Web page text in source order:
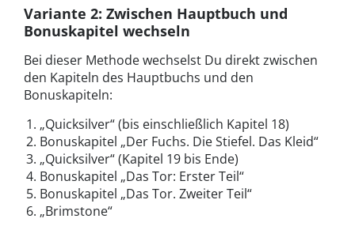
Variante 2: Zwischen Hauptbuch und
Bonuskapitel wechseln
Bei dieser Methode wechselst Du direkt zwischen
den Kapiteln des Hauptbuchs und den
Bonuskapiteln:
„Quicksilver“ (bis einschließlich Kapitel 18)
Bonuskapitel „Der Fuchs. Die Stiefel. Das Kleid“
„Quicksilver“ (Kapitel 19 bis Ende)
Bonuskapitel „Das Tor: Erster Teil“
Bonuskapitel „Das Tor. Zweiter Teil“
„Brimstone“